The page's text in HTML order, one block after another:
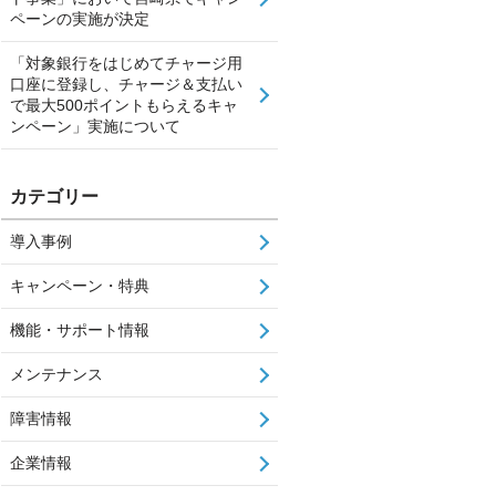
ペーンの実施が決定
「対象銀行をはじめてチャージ用
口座に登録し、チャージ＆支払い
で最大500ポイントもらえるキャ
ンペーン」実施について
カテゴリー
導入事例
キャンペーン・特典
機能・サポート情報
メンテナンス
障害情報
企業情報